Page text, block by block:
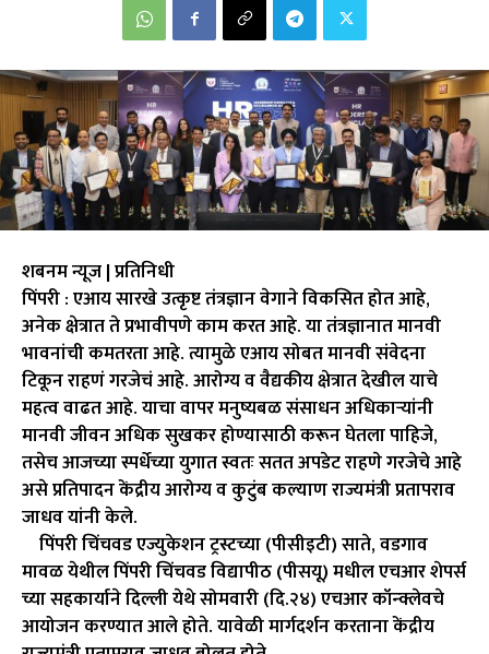
शबनम न्यूज | प्रतिनिधी
पिंपरी : एआय सारखे उत्कृष्ट तंत्रज्ञान वेगाने विकसित होत आहे,
अनेक क्षेत्रात ते प्रभावीपणे काम करत आहे. या तंत्रज्ञानात मानवी
भावनांची कमतरता आहे. त्यामुळे एआय सोबत मानवी संवेदना
टिकून राहणं गरजेचं आहे. आरोग्य व वैद्यकीय क्षेत्रात देखील याचे
महत्व वाढत आहे. याचा वापर मनुष्यबळ संसाधन अधिकाऱ्यांनी
मानवी जीवन अधिक सुखकर होण्यासाठी करून घेतला पाहिजे,
तसेच आजच्या स्पर्धेच्या युगात स्वतः सतत अपडेट राहणे गरजेचे आहे
असे प्रतिपादन केंद्रीय आरोग्य व कुटुंब कल्याण राज्यमंत्री प्रतापराव
जाधव यांनी केले.
पिंपरी चिंचवड एज्युकेशन ट्रस्टच्या (पीसीइटी) साते, वडगाव
मावळ येथील पिंपरी चिंचवड विद्यापीठ (पीसयू) मधील एचआर शेपर्स
च्या सहकार्याने दिल्ली येथे सोमवारी (दि.२४) एचआर कॉन्क्लेवचे
आयोजन करण्यात आले होते. यावेळी मार्गदर्शन करताना केंद्रीय